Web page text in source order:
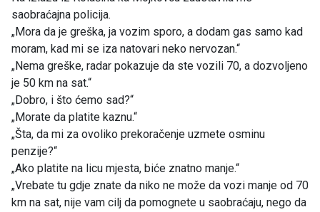
saobraćajna policija.
„Mora da je greška, ja vozim sporo, a dodam gas samo kad
moram, kad mi se iza natovari neko nervozan.“
„Nema greške, radar pokazuje da ste vozili 70, a dozvoljeno
je 50 km na sat.“
„Dobro, i što ćemo sad?“
„Morate da platite kaznu.“
„Šta, da mi za ovoliko prekoračenje uzmete osminu
penzije?“
„Ako platite na licu mjesta, biće znatno manje.“
„Vrebate tu gdje znate da niko ne može da vozi manje od 70
km na sat, nije vam cilj da pomognete u saobraćaju, nego da